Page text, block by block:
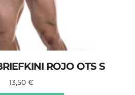
ROJO OTS S
13,50 €